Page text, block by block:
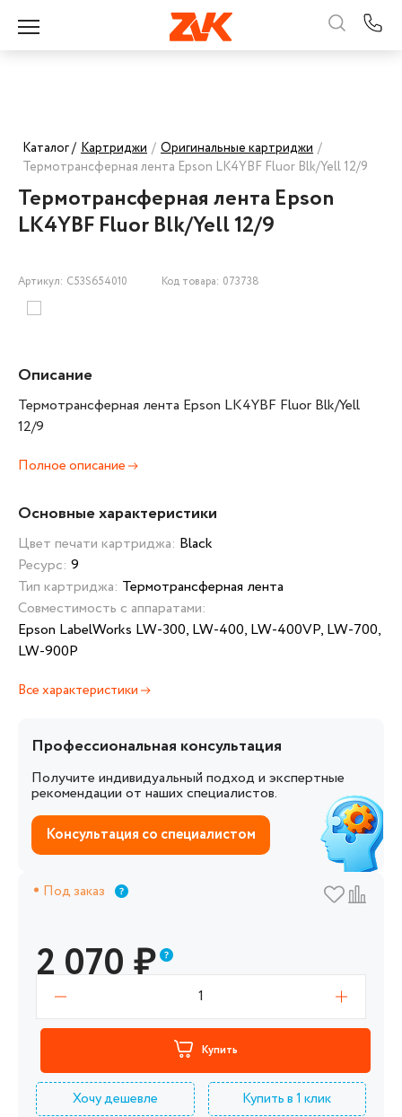
Каталог / Картриджи / Оригинальные картриджи /
Термотрансферная лента Epson LK4YBF Fluor Blk/Yell 12/9
Термотрансферная лента Epson
LK4YBF Fluor Blk/Yell 12/9
Артикул: C53S654010 Код товара: 073738
Описание
Термотрансферная лента Epson LK4YBF Fluor Blk/Yell
12/9
Полное описание
Основные характеристики
Цвет печати картриджа: Black
Ресурс: 9
Тип картриджа: Термотрансферная лента
Совместимость с аппаратами:
Epson LabelWorks LW-300, LW-400, LW-400VP, LW-700,
LW-900P
Все характеристики
Профессиональная консультация
Получите индивидуальный подход и экспертные
рекомендации от наших специалистов.
Консультация со специалистом
Под заказ
2 070₽
1
Купить
Хочу дешевле Купить в 1 клик